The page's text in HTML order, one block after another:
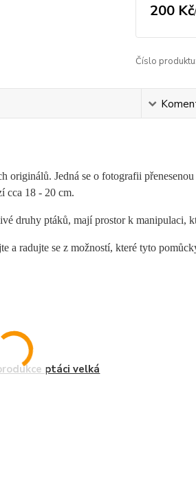
200 Kč/
Číslo produktu:
originálů. Jedná se o fotografii
cca 18 - 20 cm.
druhy ptáků, mají prostor k manipulaci,
a radujte se z možností, které tyto
ptáci velká